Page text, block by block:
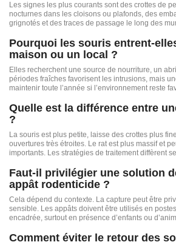
Les signes les plus courants sont des crottes de
nocturnes dans les cloisons ou plafonds, des
grignotés et des traces de passage le long des
Pourquoi les souris entrent-
maison ou un local ?
Elles recherchent une source de nourriture, un
périodes fraîches favorisent les intrusions, mais
maintenir toute l’année si l’environnement reste
Quelle est la différence entre
?
La souris est plus petite, laisse des crottes plus
ouvertures très étroites. Le rat est plus massif et
importants. Les stratégies de traitement diffèrent
Faut-il privilégier une solution
appât rodenticide ?
Cela dépend du contexte. La capture peut être
sensible. Les appâts doivent être utilisés en
encadrée, surtout en présence d’enfants ou
Comment éviter le retour des